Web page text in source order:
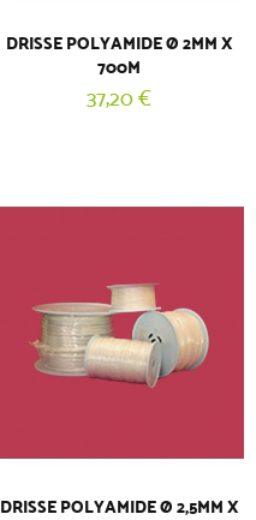
DRISSE POLYAMIDE Ø 2MM X
700M
37,20 €
DRISSE POLYAMIDE Ø 2,5MM X